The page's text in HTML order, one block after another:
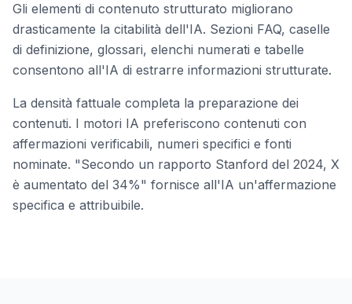
Gli elementi di contenuto strutturato migliorano
drasticamente la citabilità dell'IA. Sezioni FAQ, caselle
di definizione, glossari, elenchi numerati e tabelle
consentono all'IA di estrarre informazioni strutturate.
La densità fattuale completa la preparazione dei
contenuti. I motori IA preferiscono contenuti con
affermazioni verificabili, numeri specifici e fonti
nominate. "Secondo un rapporto Stanford del 2024, X
è aumentato del 34%" fornisce all'IA un'affermazione
specifica e attribuibile.